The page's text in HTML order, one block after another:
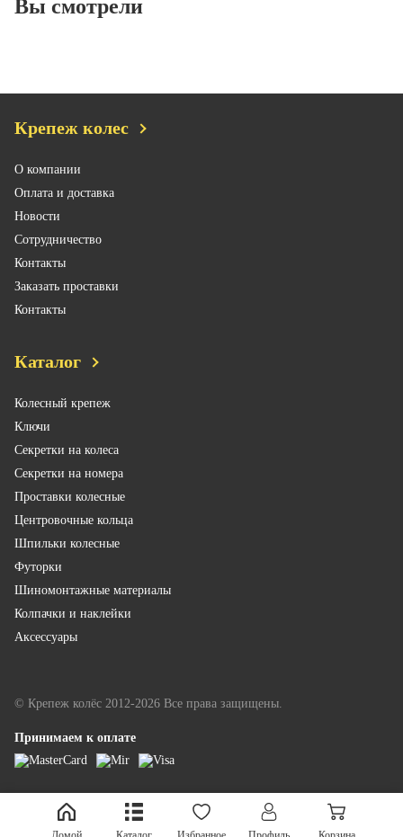
Вы смотрели
Крепеж колес
О компании
Оплата и доставка
Новости
Сотрудничество
Контакты
Заказать проставки
Контакты
Каталог
Колесный крепеж
Ключи
Секретки на колеса
Секретки на номера
Проставки колесные
Центровочные кольца
Шпильки колесные
Футорки
Шиномонтажные материалы
Колпачки и наклейки
Аксессуары
© Крепеж колёс 2012-2026 Все права защищены.
Принимаем к оплате
LINKOR - разработка и продвижение